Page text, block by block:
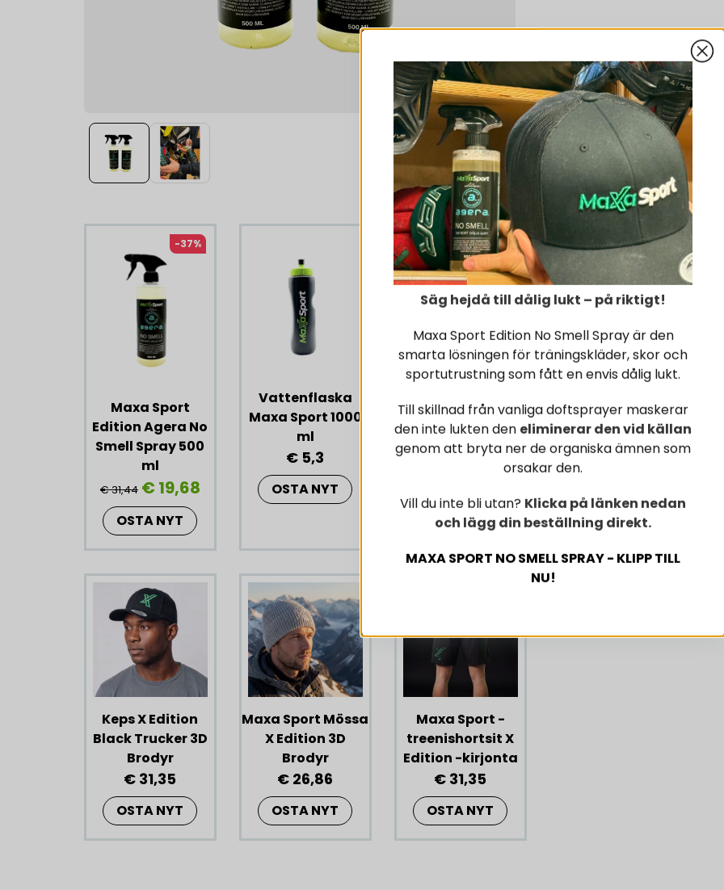
Mikael
Smidig och hjälper till
Dennis
Luktar gott, men
för att få effekt
.
Tillbehör Spray
Maxa Sport
Edition Agera No
Smell Spray 500
ml
-37%
€ 31,44 € 19,68
OSTA NYT
Vattenflaska
Maxa Sport 1000
ml
€ 5,3
OSTA NYT
Maxa Sport
Shaker Black 700
OSTA NYT
Keps X Edition
Black Trucker 3D
Brodyr
€ 31,35
OSTA NYT
Maxa Sport Mössa
X Edition 3D
Brodyr
€ 26,86
OSTA NYT
Maxa Sport -
treenishortsit X
Edition -kirjonta
€ 31,35
OSTA NYT
Säg hejdå till dålig lukt – på riktigt!
Maxa Sport Edition No Smell Spray är den
smarta lösningen för träningskläder, skor och
sportutrustning som fått en envis dålig lukt.
Till skillnad från vanliga doftsprayer maskerar
den inte lukten den eliminerar den vid källan
genom att bryta ner de organiska ämnen som
orsakar den.
Vill du inte bli utan? Klicka på länken nedan
och lägg din beställning direkt.
MAXA SPORT NO SMELL SPRAY - KLIPP TILL
NU!